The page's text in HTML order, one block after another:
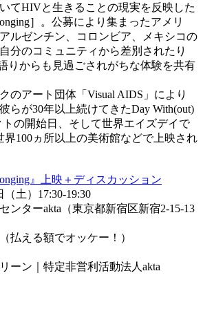
てHIVと生きることの現実を反映した
］。公募により集まったアメリ
ルゼンチン、コロンビア、メキシコの
分のコミュニティから差別されたり
りからも見過ごされがちな体験を共有
のアート団体「Visual AIDS」により
らが30年以上続けてきたDay With(out)
の開始日、そして世界エイズデイで
界100ヵ所以上の美術館などで上映され
』上映＋ディスカッション
（土）17:30-19:30
ンターakta（東京都新宿区新宿2-15-13
払える額でオッケー！）
ーン｜特定非営利活動法人akta